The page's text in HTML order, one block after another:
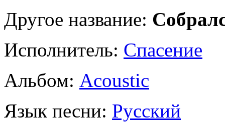
Другое название:
Исполнитель: Спасение
Альбом: Acoustic
Язык песни: Русский